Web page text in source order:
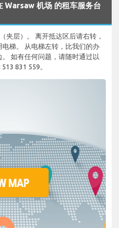
Warsaw 机场 的租车服务台
夹层）。 离开抵达区后请右转，
梯。 从电梯左转，比我们的办
如有任何问题，请随时通过以
831 559。